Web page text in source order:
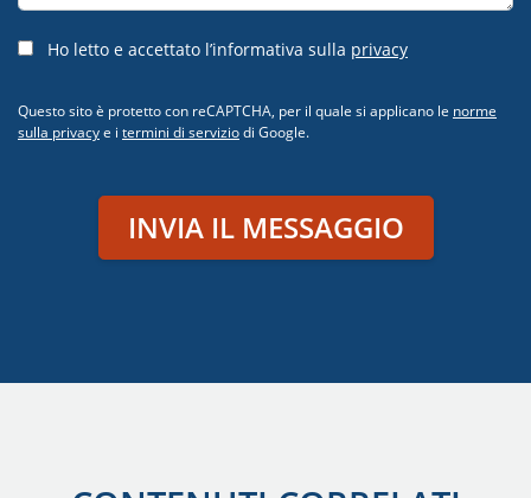
Ho letto e accettato l’informativa sulla privacy
Questo sito è protetto con reCAPTCHA, per il quale si applicano le norme
sulla privacye i termini di serviziodi Google.
INVIA IL MESSAGGIO